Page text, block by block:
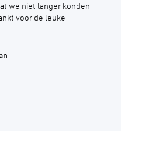
we niet langer konden
voor de leuke